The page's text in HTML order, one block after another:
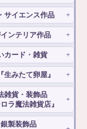
サイエンス作品
ンテリア作品
カード・雑貨
生みたて卵屋』
雑貨・装飾品
ロラ魔法雑貨店』
銀製装飾品